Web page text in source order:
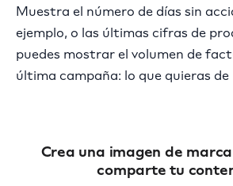
Muestra el número de días sin
ejemplo, o las últimas cifras de
puedes mostrar el volumen de
última campaña: lo que quieras
Crea una imagen de
comparte tu